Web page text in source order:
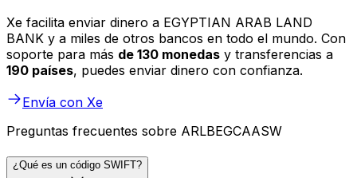
Xe facilita enviar dinero a EGYPTIAN ARAB LAND
BANK y a miles de otros bancos en todo el mundo. Con
soporte para más de 130 monedas y transferencias a
190 países, puedes enviar dinero con confianza.
Envía con Xe
Preguntas frecuentes sobre ARLBEGCAASW
¿Qué es un código SWIFT?